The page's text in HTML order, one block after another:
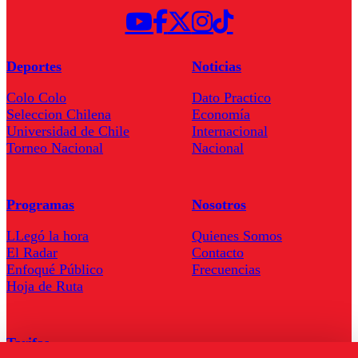
Deportes
Colo Colo
Seleccion Chilena
Universidad de Chile
Torneo Nacional
Noticias
Dato Practico
Economía
Internacional
Nacional
Programas
LLegó la hora
El Radar
Enfoqué Público
Hoja de Ruta
Nosotros
Quienes Somos
Contacto
Frecuencias
Tarifas